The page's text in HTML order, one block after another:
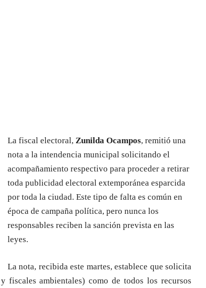
La fiscal electoral, Zunilda Ocampos, remitió una
nota a la intendencia municipal solicitando el
acompañamiento respectivo para proceder a retirar
toda publicidad electoral extemporánea esparcida
por toda la ciudad. Este tipo de falta es común en
época de campaña política, pero nunca los
responsables reciben la sanción prevista en las
leyes.
La nota, recibida este martes, establece que solicita
fiscales ambientales) como de todos los recursos